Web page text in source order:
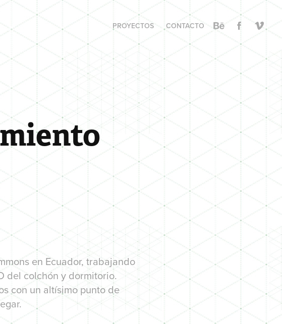
PROYECTOS CONTACTO
en Ecuador, trabajando
del colchón y dormitorio.
con un altísimo punto de